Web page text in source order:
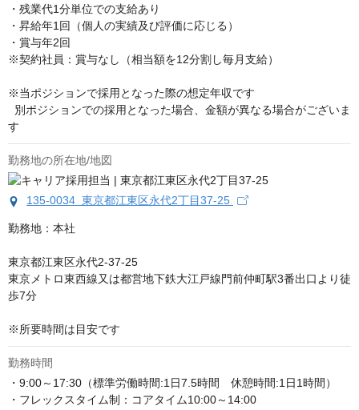
・残業代1分単位での支給あり
・昇給年1回（個人の実績及び評価に応じる）
・賞与年2回
※契約社員：賞与なし（相当額を12分割し毎月支給）
※当ポジションで採用となった際の想定年収です
す
勤務地の所在地/地図
135-0034 東京都江東区永代2丁目37-25
勤務地：本社
東京都江東区永代2-37-25
東京メトロ東西線又は都営地下鉄大江戸線門前仲町駅3番出口より徒
歩7分
※所要時間は目安です
勤務時間
・9:00～17:30（標準労働時間:1日7.5時間　休憩時間:1日1時間）
・フレックスタイム制：コアタイム10:00～14:00